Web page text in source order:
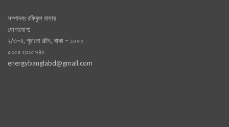
সম্পাদক: রফিকুল বাসার
যোগাযোগ:
২/৩-এ, পূরানো পল্টন, থাকা – ১০০০
০১৫৫২৩১৫৭৪৫
energybanglabd@gmail.com